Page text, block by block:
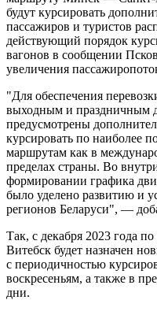
будут курсировать
пассажиров и туристов
действующий порядок
вагонов в сообщении
увеличения
"Для обеспечения
выходным и праздничным
предусмотрены
курсировать по наиболее
маршрутам как в
пределах страны. Во
формировании графика
было уделено развитию и
регионов Беларуси", —
Так, с декабря 2023 года
Витебск будет назначен
с периодичностью
воскресеньям, а также в
дни.